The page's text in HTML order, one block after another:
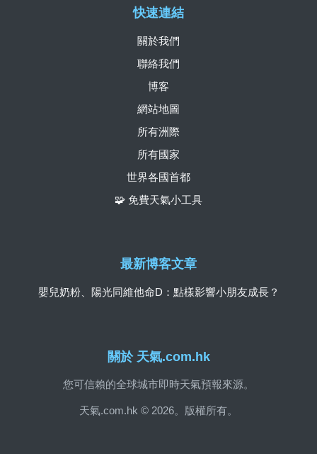
關於 天氣.com.hk
您可信賴的全球城市即時天氣預報來源。
天氣.com.hk © 2026。版權所有。
快速連結
關於我們
聯絡我們
博客
網站地圖
所有洲際
所有國家
世界各國首都
🧩 免費天氣小工具
最新博客文章
嬰兒奶粉、陽光同維他命D：點樣影響小朋友成長？